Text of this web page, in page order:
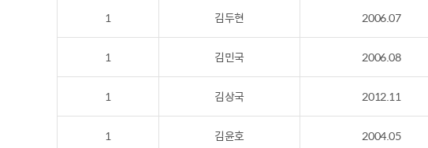
1 김두현 2006.07
1 김민국 2006.08
1 김상국 2012.11
1 김윤호 2004.05